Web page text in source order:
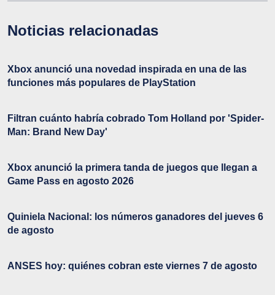
Noticias relacionadas
Xbox anunció una novedad inspirada en una de las
funciones más populares de PlayStation
Filtran cuánto habría cobrado Tom Holland por 'Spider-
Man: Brand New Day'
Xbox anunció la primera tanda de juegos que llegan a
Game Pass en agosto 2026
Quiniela Nacional: los números ganadores del jueves 6
de agosto
ANSES hoy: quiénes cobran este viernes 7 de agosto